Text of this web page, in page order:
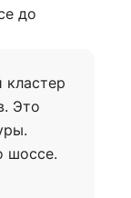
до
кластер
Это
шоссе.